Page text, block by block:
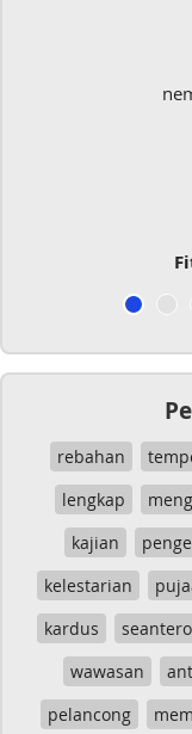
nemu
Fitri
rebahan
lengkap
kajian
kelestarian
kardus
seantero
wawasan
pelancong